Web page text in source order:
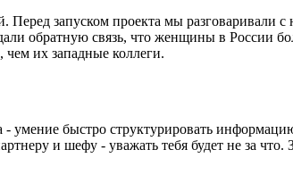
Перед запуском проекта мы разговаривали
обратную связь, что женщины в России
их западные коллеги.
быстро структурировать
и шефу - уважать тебя будет не за что.